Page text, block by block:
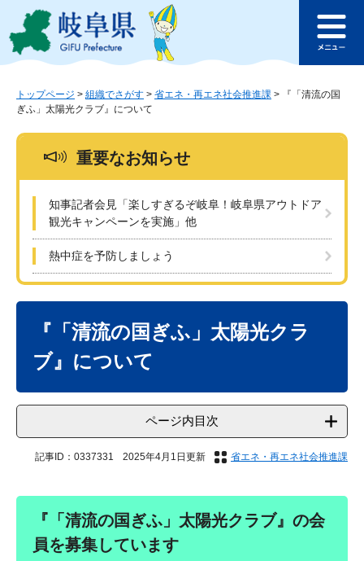
ジ
ュ
このページの本文へ
ュ
トップページ > 組織でさがす > 省エネ・再エネ社会推進課 >
『「清流の国
ぎふ」太陽光クラブ』について
重要なお知らせ
知事記者会見「楽しすぎるぞ岐阜！岐阜県アウトドア
観光キャンペーンを実施」他
熱中症を予防しましょう
『「清流の国ぎふ」太陽光クラ
ブ』について
ページ内目次
記事ID：0337331 2025年4月1日更新 省エネ・再エネ社会推進課
『「清流の国ぎふ」太陽光クラブ』の会
員を募集しています